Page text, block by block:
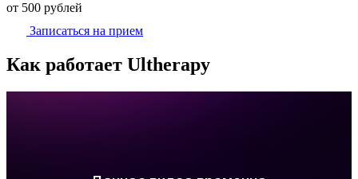
от 500 рублей
Записаться на прием
Как работает Ultherapy